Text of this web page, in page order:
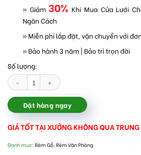
» Giảm 30% Khi Mua Cửa Lưới
Ngăn Cách
» Miễn phí lắp đặt, vận chuyển với
» Bảo hành 3 năm | Bảo trì trọn đời
Số lượng:
Rèm gỗ cửa sổ văn phòng số lượng
Đặt hàng ngay
GIÁ TỐT TẠI XƯỞNG KHÔNG QUA
Danh mục: Rèm Gỗ, Rèm Văn Phòng